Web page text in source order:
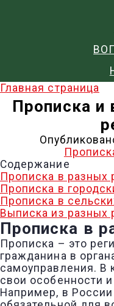
Главная страница
Прописка и
Содержание
Прописка в разных
Прописка в
Прописка в
Выписка из разных
Прописка в
Прописка – это
гражданина в
самоуправления. В
свои особенности
Например, в